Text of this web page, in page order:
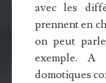
avec les
prennent en
on peut
exemple.
domotiques